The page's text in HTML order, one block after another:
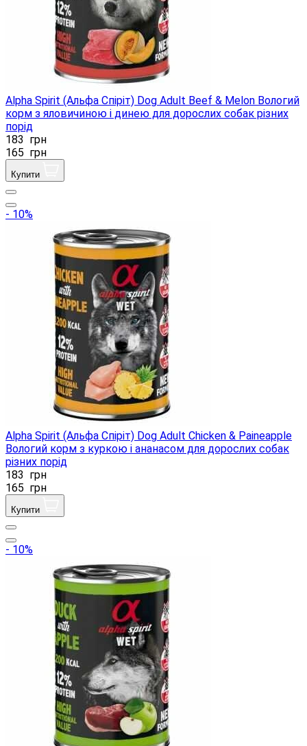
Alpha Spirit (Альфа Спіріт) Dog Adult Beef & Melon Вологий
корм з яловичиною і динею для дорослих собак різних
порід
183 грн
165 грн
Купити
- 10%
Alpha Spirit (Альфа Спіріт) Dog Adult Chicken & Paineapple
Вологий корм з куркою і ананасом для дорослих собак
різних порід
183 грн
165 грн
Купити
- 10%